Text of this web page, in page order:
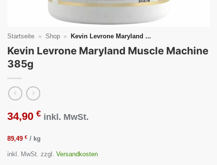
Startseite » Shop » Kevin Levrone Maryland ...
Kevin Levrone Maryland Muscle Machine
385g
34,90 € inkl. MwSt.
89,49 € / kg
inkl. MwSt. zzgl. Versandkosten